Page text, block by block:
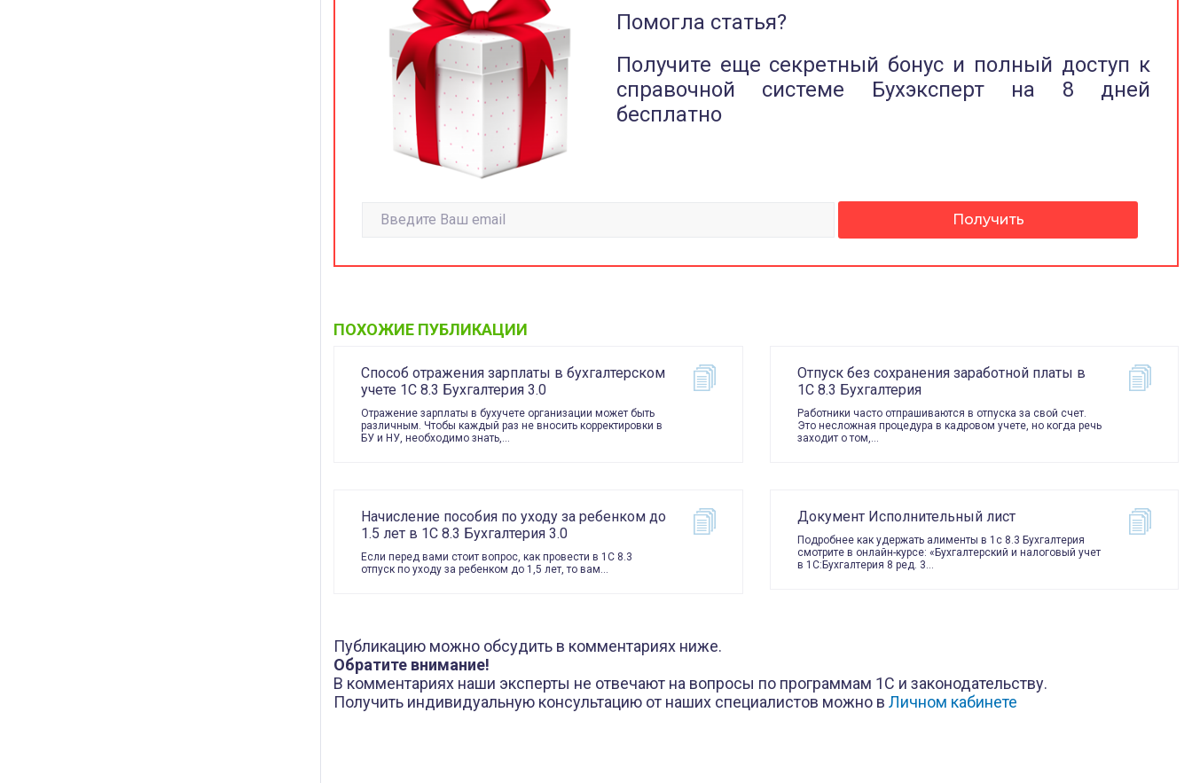
Помогла статья?
Получите еще секретный бонус и полный доступ к
справочной системе Бухэксперт на 8 дней
бесплатно
ПОХОЖИЕ ПУБЛИКАЦИИ
Способ отражения зарплаты в бухгалтерском
учете 1С 8.3 Бухгалтерия 3.0
Отражение зарплаты в бухучете организации может быть
различным. Чтобы каждый раз не вносить корректировки в
БУ и НУ, необходимо знать,…
Начисление пособия по уходу за ребенком до
1.5 лет в 1С 8.3 Бухгалтерия 3.0
Если перед вами стоит вопрос, как провести в 1С 8.3
отпуск по уходу за ребенком до 1,5 лет, то вам…
Отпуск без сохранения заработной платы в
1С 8.3 Бухгалтерия
Работники часто отпрашиваются в отпуска за свой счет.
Это несложная процедура в кадровом учете, но когда речь
заходит о том,…
Документ Исполнительный лист
Подробнее как удержать алименты в 1с 8.3 Бухгалтерия
смотрите в онлайн-курсе: «Бухгалтерский и налоговый учет
в 1С:Бухгалтерия 8 ред. 3…
Публикацию можно обсудить в комментариях ниже.
Обратите внимание!
В комментариях наши эксперты не отвечают на вопросы по программам 1С и законодательству.
Получить индивидуальную консультацию от наших специалистов можно в Личном кабинете